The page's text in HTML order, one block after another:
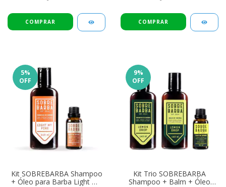
5%
OFF
Kit SOBREBARBA Shampoo
+ Óleo para Barba Light My
9%
OFF
Kit Trio SOBREBARBA
Shampoo + Balm + Óleo